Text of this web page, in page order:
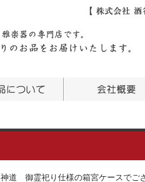
神道 御霊祀り仕様の箱宮ケースでござ